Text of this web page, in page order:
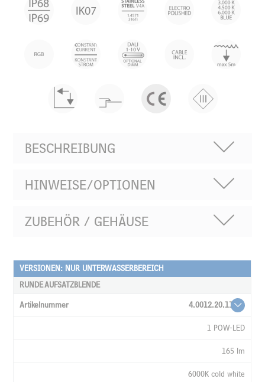
BESCHREIBUNG
HINWEISE/OPTIONEN
ZUBEHÖR / GEHÄUSE
ARTIKELNUMMER
VERSIONEN: NUR UNTERWASSERBEREICH
RUNDE AUFSATZBLENDE
4.0012.20.11
1 POW-LED
165 lm
6000K cold white